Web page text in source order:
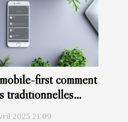
first comment
traditionnelles
2025 21:09